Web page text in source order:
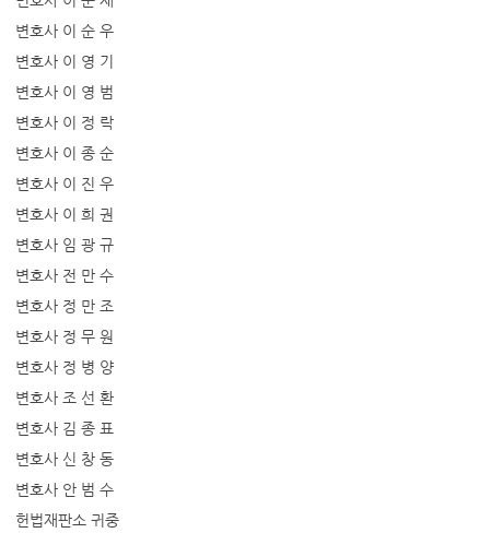
변호사 이 순 우
변호사 이 영 기
변호사 이 영 범
변호사 이 정 락
변호사 이 종 순
변호사 이 진 우
변호사 이 희 권
변호사 임 광 규
변호사 전 만 수
변호사 정 만 조
변호사 정 무 원
변호사 정 병 양
변호사 조 선 환
변호사 김 종 표
변호사 신 창 동
변호사 안 범 수
헌법재판소 귀중